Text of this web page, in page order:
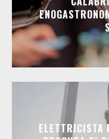
ELETTRICISTA